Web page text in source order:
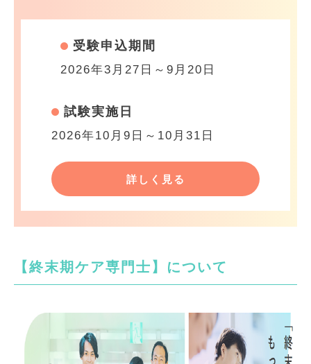
受験申込期間
2026年3月27日～9月20日
試験実施日
2026年10月9日～10月31日
詳しく見る
【終末期ケア専門士】について